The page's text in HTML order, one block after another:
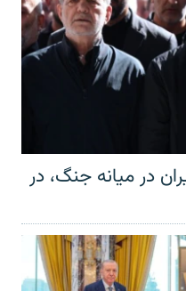
در میانه جنگ، در